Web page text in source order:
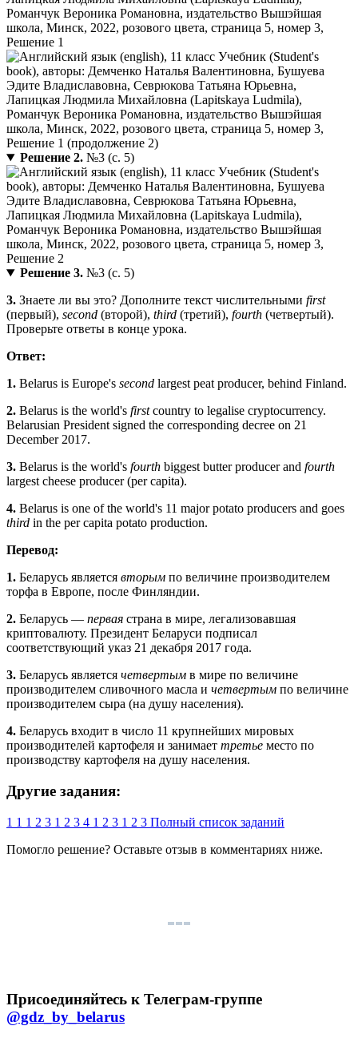
Решение 2.№3 (с. 5)
Решение 3.№3 (с. 5)
3. Знаете ли вы это? Дополните текст числительными first
(первый), second (второй), third (третий), fourth (четвертый).
Проверьте ответы в конце урока.
Ответ:
1. Belarus is Europe's second largest peat producer, behind Finland.
2. Belarus is the world's firstcountry to legalise cryptocurrency.
Belarusian President signed the corresponding decree on 21
December 2017.
3. Belarus is the world's fourth biggest butter producer and fourth
largest cheese producer (per capita).
4. Belarus is one of the world's 11 major potato producers and goes
third in the per capita potato production.
Перевод:
1. Беларусь является вторым по величине производителем
торфа в Европе, после Финляндии.
2. Беларусь — первая страна в мире, легализовавшая
криптовалюту. Президент Беларуси подписал
соответствующий указ 21 декабря 2017 года.
3. Беларусь является четвертым в мире по величине
производителем сливочного масла и четвертым по величине
производителем сыра (на душу населения).
4. Беларусь входит в число 11 крупнейших мировых
производителей картофеля и занимает третье место по
производству картофеля на душу населения.
Другие задания:
1 1 1 2 3 1 2 3 4 1 2 3 1 2 3 Полный список заданий
Помогло решение? Оставьте отзыв в комментариях ниже.
Присоединяйтесь к Телеграм-группе
@gdz_by_belarus